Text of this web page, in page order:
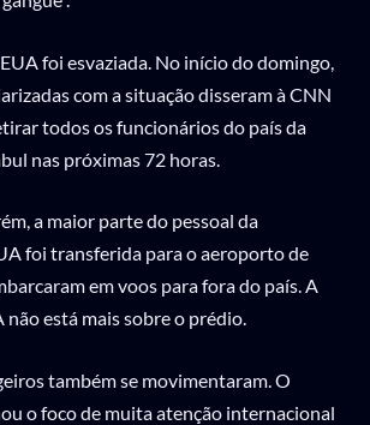
foi esvaziada. No início do domingo,
com a situação disseram à CNN
todos os funcionários do país da
nas próximas 72 horas.
a maior parte do pessoal da
foi transferida para o aeroporto de
em voos para fora do país. A
não está mais sobre o prédio.
também se movimentaram. O
o foco de muita atenção internacional